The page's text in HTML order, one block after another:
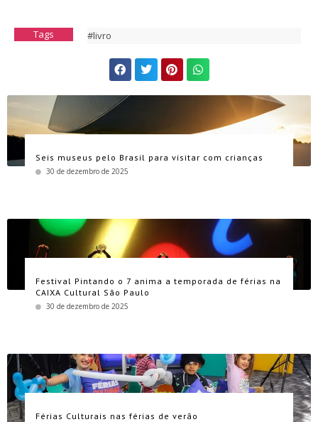
Tags #livro
Seis museus pelo Brasil para visitar com crianças
30 de dezembro de 2025
Festival Pintando o 7 anima a temporada de férias na
CAIXA Cultural São Paulo
30 de dezembro de 2025
Férias Culturais nas férias de verão